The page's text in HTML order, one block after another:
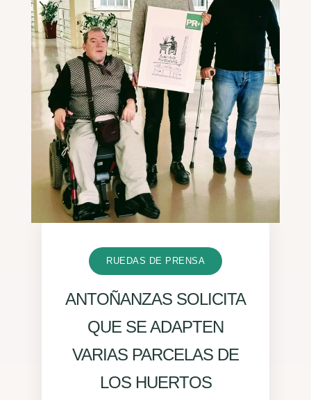
RUEDAS DE PRENSA
ANTOÑANZAS SOLICITA
QUE SE ADAPTEN
VARIAS PARCELAS DE
LOS HUERTOS